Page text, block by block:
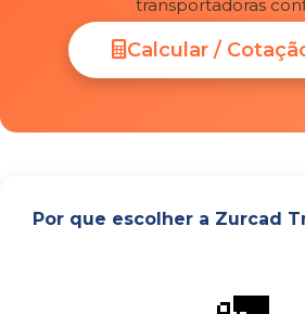
transportadoras
Calcular /
Por que escolher a Zurcad